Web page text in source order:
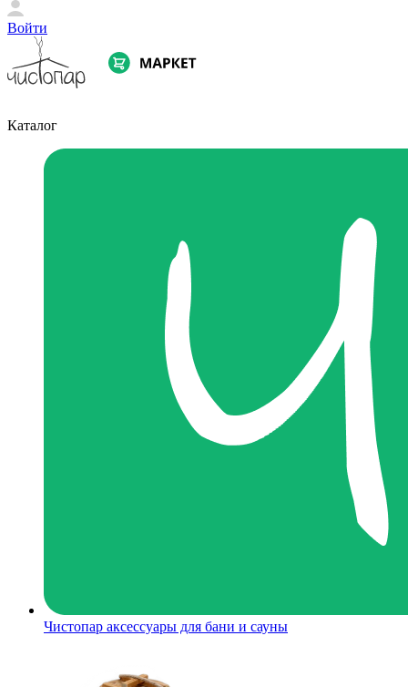
Войти
Каталог
Чистопар аксессуары для бани и сауны